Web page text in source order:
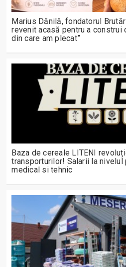
Marius Dănilă, fondatorul
revenit acasă pentru a construi
din care am plecat”
Baza de cereale LITENI
transporturilor! Salarii la
medical si tehnic